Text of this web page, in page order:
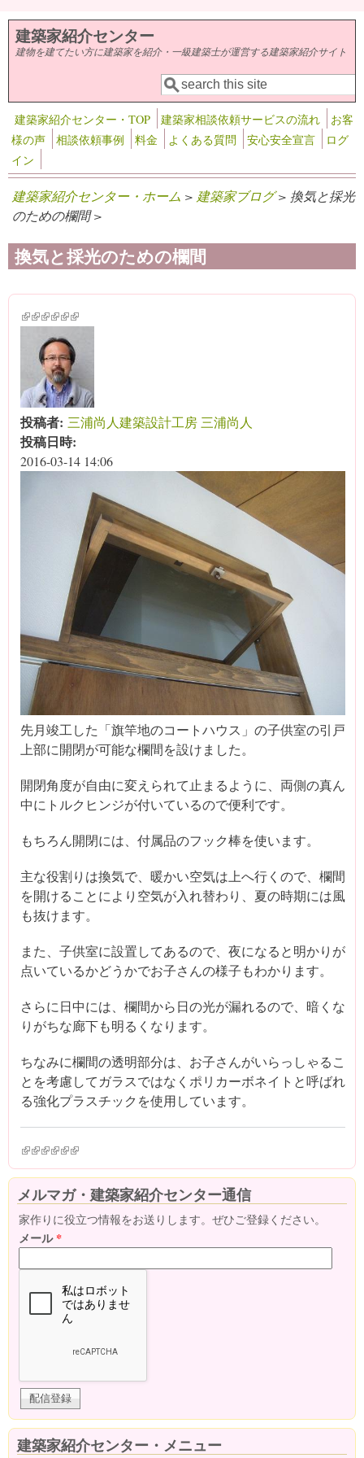
メインコンテンツに移動
建築家紹介センター
建物を建てたい方に建築家を紹介・一級建築士が運営する建築家紹介サイト
検索フォーム
検索
建築家紹介センター・TOP 建築家相談依頼サービスの流れ
お客
様の声
相談依頼事例 料金 よくある質問 安心安全宣言
ログ
イン
建築家紹介センター・ホーム > 建築家ブログ> 換気と採光
のための欄間 >
換気と採光のための欄間
(link is external)
(link is external)
(link is external)
(link is external)
(link is external)
(link is external)
投稿者: 三浦尚人建築設計工房 三浦尚人
投稿日時:
2016-03-14 14:06
先月竣工した「旗竿地のコートハウス」の子供室の引戸
上部に開閉が可能な欄間を設けました。
開閉角度が自由に変えられて止まるように、両側の真ん
中にトルクヒンジが付いているので便利です。
もちろん開閉には、付属品のフック棒を使います。
主な役割りは換気で、暖かい空気は上へ行くので、欄間
を開けることにより空気が入れ替わり、夏の時期には風
も抜けます。
また、子供室に設置してあるので、夜になると明かりが
点いているかどうかでお子さんの様子もわかります。
さらに日中には、欄間から日の光が漏れるので、暗くな
りがちな廊下も明るくなります。
ちなみに欄間の透明部分は、お子さんがいらっしゃるこ
とを考慮してガラスではなくポリカーボネイトと呼ばれ
る強化プラスチックを使用しています。
(link is external)
(link is external)
(link is external)
(link is external)
(link is external)
(link is external)
メルマガ・建築家紹介センター通信
家作りに役立つ情報をお送りします。ぜひご登録ください。
メール*
建築家紹介センター・メニュー